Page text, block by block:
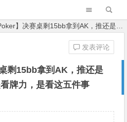
决赛桌剩15bb拿到AK，推还是加注？短码决策不是看牌力，是看这五件事
剩15bb拿到AK，推还是
牌力，是看这五件事
发表评论